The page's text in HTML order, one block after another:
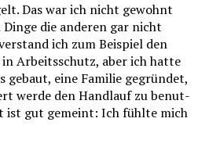
Das war ich nicht gewohnt
die ande­ren gar nicht
ich zum Bei­spiel den
Arbeits­schutz, aber ich hat­te
eine Fami­lie gegrün­det,
wer­de den Hand­lauf zu benut­
ist gut gemeint: Ich fühl­te mich